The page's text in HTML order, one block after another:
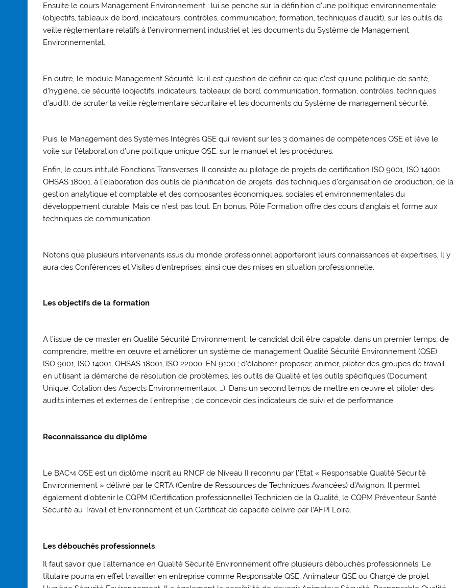
Ensuite le cours Management Environnement : lui se penche sur la définition d’une politique environnementale
(objectifs, tableaux de bord, indicateurs, contrôles, communication, formation, techniques d’audit), sur les outils de
veille règlementaire relatifs à l’environnement industriel et les documents du Système de Management
Environnemental.
En outre, le module Management Sécurité. Ici il est question de définir ce que c’est qu’une politique de santé,
d’hygiène, de sécurité (objectifs, indicateurs, tableaux de bord, communication, formation, contrôles, techniques
d’audit), de scruter la veille règlementaire sécuritaire et les documents du Système de management sécurité.
Puis, le Management des Systèmes Intégrés QSE qui revient sur les 3 domaines de compétences QSE et lève le
voile sur l’élaboration d’une politique unique QSE, sur le manuel et les procédures.
Enfin, le cours intitulé Fonctions Transverses. Il consiste au pilotage de projets de certification ISO 9001, ISO 14001,
OHSAS 18001, à l’élaboration des outils de planification de projets, des techniques d’organisation de production, de la
gestion analytique et comptable et des composantes économiques, sociales et environnementales du
développement durable. Mais ce n’est pas tout. En bonus, Pôle Formation offre des cours d’anglais et forme aux
techniques de communication.
Notons que plusieurs intervenants issus du monde professionnel apporteront leurs connaissances et expertises. Il y
aura des Conférences et Visites d’entreprises, ainsi que des mises en situation professionnelle.
Les objectifs de la formation
A l’issue de ce master en Qualité Sécurité Environnement, le candidat doit être capable, dans un premier temps, de
comprendre, mettre en œuvre et améliorer un système de management Qualité Sécurité Environnement (QSE) :
ISO 9001, ISO 14001, OHSAS 18001, ISO 22000, EN 9100 ; d’élaborer, proposer, animer, piloter des groupes de travail
en utilisant la démarche de résolution de problèmes, les outils de Qualité et les outils spécifiques (Document
Unique, Cotation des Aspects Environnementaux, …). Dans un second temps de mettre en œuvre et piloter des
audits internes et externes de l’entreprise ; de concevoir des indicateurs de suivi et de performance.
Reconnaissance du diplôme
Le BAC+4 QSE est un diplôme inscrit au RNCP de Niveau II reconnu par l’État « Responsable Qualité Sécurité
Environnement » délivré par le CRTA (Centre de Ressources de Techniques Avancées) d’Avignon. Il permet
également d’obtenir le CQPM (Certification professionnelle) Technicien de la Qualité, le CQPM Préventeur Santé
Sécurité au Travail et Environnement et un Certificat de capacité délivré par l’AFPI Loire.
Les débouchés professionnels
Il faut savoir que l’alternance en Qualité Sécurité Environnement offre plusieurs débouchés professionnels. Le
titulaire pourra en effet travailler en entreprise comme Responsable QSE, Animateur QSE ou Chargé de projet